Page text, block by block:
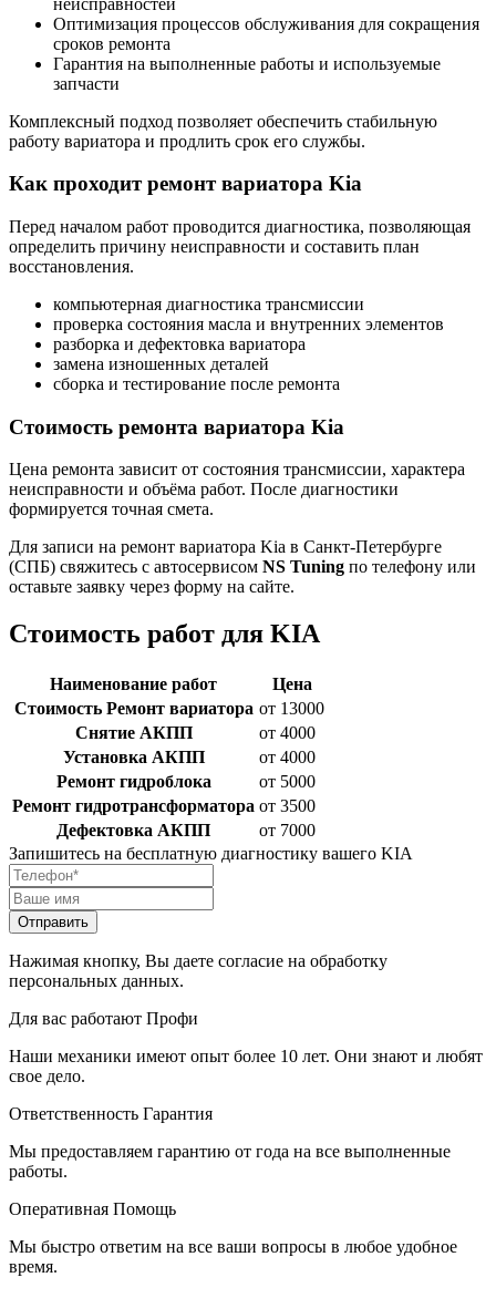
Оптимизация процессов обслуживания для сокращения
сроков ремонта
Гарантия на выполненные работы и используемые
запчасти
Комплексный подход позволяет обеспечить стабильную
работу вариатора и продлить срок его службы.
Как проходит ремонт вариатора Kia
Перед началом работ проводится диагностика, позволяющая
определить причину неисправности и составить план
восстановления.
компьютерная диагностика трансмиссии
проверка состояния масла и внутренних элементов
разборка и дефектовка вариатора
замена изношенных деталей
сборка и тестирование после ремонта
Стоимость ремонта вариатора Kia
Цена ремонта зависит от состояния трансмиссии, характера
неисправности и объёма работ. После диагностики
формируется точная смета.
Для записи на ремонт вариатора Kia в Санкт-Петербурге
(СПБ) свяжитесь с автосервисом NS Tuning по телефону или
оставьте заявку через форму на сайте.
Стоимость работ для KIA
Наименование работ
Цена
Стоимость Ремонт вариатора от 13000
Снятие АКПП
от 4000
Установка АКПП
от 4000
Ремонт гидроблока
от 5000
Ремонт гидротрансформатора от 3500
Дефектовка АКПП
от 7000
Запишитесь на бесплатную диагностику вашего KIA
Отправить
Нажимая кнопку, Вы даете согласие на обработку
персональных данных.
Для вас работают Профи
Наши механики имеют опыт более 10 лет. Они знают и любят
свое дело.
Ответственность Гарантия
Мы предоставляем гарантию от года на все выполненные
работы.
Оперативная Помощь
Мы быстро ответим на все ваши вопросы в любое удобное
время.